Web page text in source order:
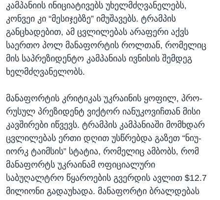
კამპანიის ინიციატივებს უხელმძღვანელებს,
კონვეი კი “მესიჯებზე” იმუშავებს. ტრამპის
განცხადებით, ამ ცვლილებას არაფერი აქვს
საერთო პოლ მანაფორტის როლთან, რომელიც
მის საპრეზიდენტო კამპანიას ივნისის შემდეგ
ხელმძღვანელობს.
მანაფორტის კრიტიკას უკრაინის ყოფილ, პრო-
რუსულ პრეზიდენტ ვიქტორ იანუკოვიჩთან მისი
კავშირები იწვევს. ტრამპის კამპანიაში მომხდარ
ცვლილებას ერთი დღით უსწრებდა გაზეთ “ნიუ-
იორკ ტაიმსის” სტატია, რომელიც ამბობს, რომ
მანაფორტს უკრაინამ ოფიციალური
საბუღალტრო წყაროების გვერდის ავლით $12.7
მილიონი გადაუხადა. მანაფორტი ბრალდებას